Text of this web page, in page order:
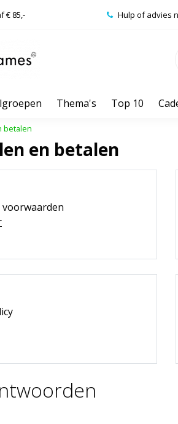
€ 85,- Hulp of advies
Thema's Top 10
betalen
en betalen
voorwaarden